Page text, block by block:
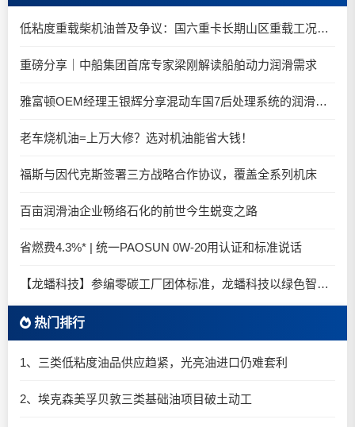
低粘度重载柴机油普及争议：国六重卡长期山区重载工况是否适合0W-20柴油机油？
重磅分享｜中船集团首席专家梁刚解读船舶动力润滑需求
雅富顿OEM经理王银辉分享混动车国7后处理系统的润滑油要求
老车烧机油=上万大修？选对机油能省大钱！
福斯与因代克斯签署三方战略合作协议，覆盖全系列机床
百亩润滑油企业畅络石化的前世今生蜕变之路
省燃费4.3%* | 统一PAOSUN 0W-20用认证和标准说话
【龙蟠科技】参编零碳工厂团体标准，龙蟠科技以绿色智造锚定零碳未来
热门排行
1、三类低粘度油品供应趋紧，光亮油进口仍难套利
2、埃克森美孚贝敦三类基础油项目破土动工